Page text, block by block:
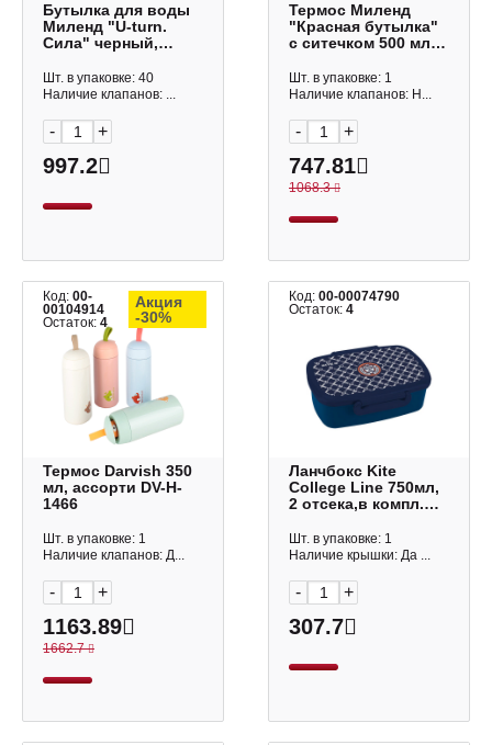
Бутылка для воды
Миленд "U-turn.
Сила" черный,
Шт. в упаковке: 40
Наличие клапанов: ...
- +
997.2
Термос Миленд
"Красная бутылка"
с ситечком 500 мл,
Шт. в упаковке: 1
Наличие клапанов: Н...
- +
747.81
1068.3
Код: 00-
00104914
Остаток: 4
Акция
-30%
Термос Darvish 350
мл, ассорти DV-H-
1466
Шт. в упаковке: 1
Наличие клапанов: Д...
- +
1163.89
1662.7
Код:00-00074790
Остаток:4
Ланчбокс Kite
College Line 750мл,
2 отсека,в компл.
K19-163-4
Шт. в упаковке: 1
Наличие крышки: Да ...
- +
307.7